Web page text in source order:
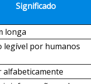
Significado
longa
legível por humanos
alfabeticamente